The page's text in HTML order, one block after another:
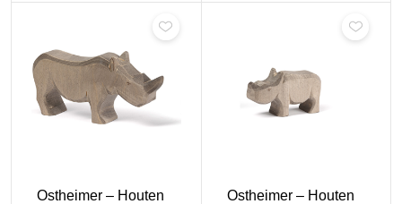
Ostheimer – Houten
Ostheimer – Houten